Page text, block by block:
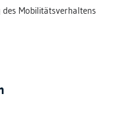
Mobilitätsverhaltens